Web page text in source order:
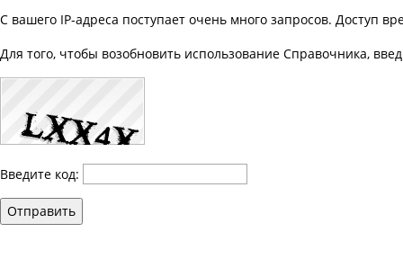
С вашего IP-адреса поступает очень много запросов. Доступ
Для того, чтобы возобновить использование Справочника,
Введите код:
Отправить